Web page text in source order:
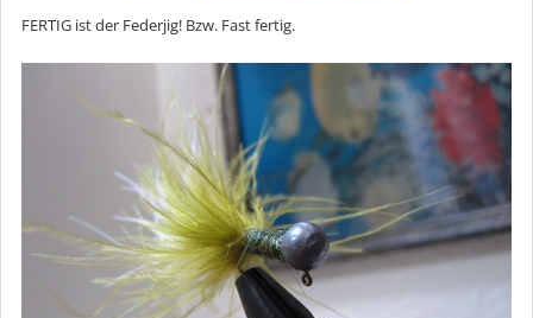
FERTIG ist der Federjig! Bzw. Fast fertig.